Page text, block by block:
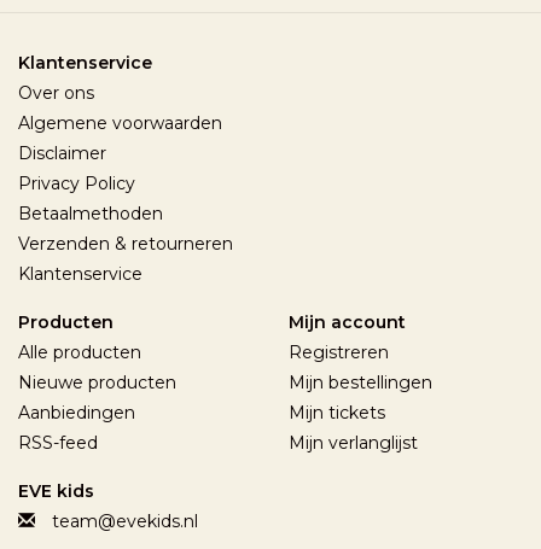
Klantenservice
Over ons
Algemene voorwaarden
Disclaimer
Privacy Policy
Betaalmethoden
Verzenden & retourneren
Klantenservice
Producten
Alle producten
Nieuwe producten
Aanbiedingen
RSS-feed
Mijn account
Registreren
Mijn bestellingen
Mijn tickets
Mijn verlanglijst
EVE kids
team@evekids.nl